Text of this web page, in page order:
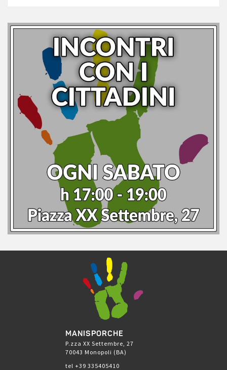
MANISPORCHE
P.zza XX Settembre, 27
70043 Monopoli (BA)
tel +39 335405410